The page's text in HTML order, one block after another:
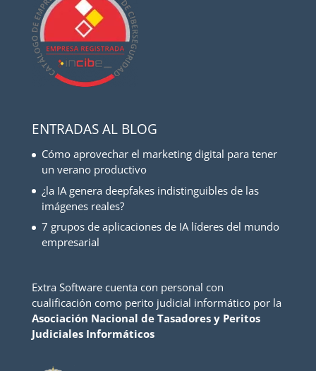
ENTRADAS AL BLOG
Cómo aprovechar el marketing digital para tener
un verano productivo
¿la IA genera deepfakes indistinguibles de las
imágenes reales?
7 grupos de aplicaciones de IA líderes del mundo
empresarial
Extra Software cuenta con personal con
cualificación como perito judicial informático por la
Asociación Nacional de Tasadores y Peritos
Judiciales Informáticos